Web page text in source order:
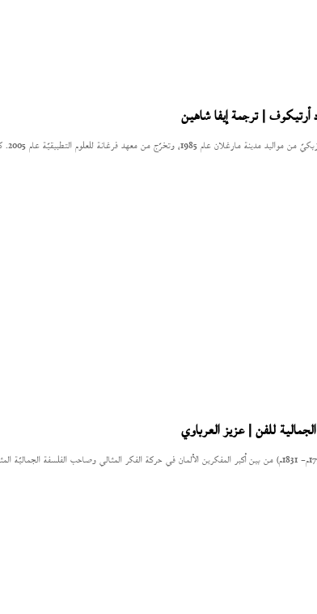
أرتيكوف | ترجمة إيفا شاهين
1985، وتخرّج من معهد فرغانة للعلوم التطبيقيّة عام 2005. كان…
للفن | عزيز العرباوي